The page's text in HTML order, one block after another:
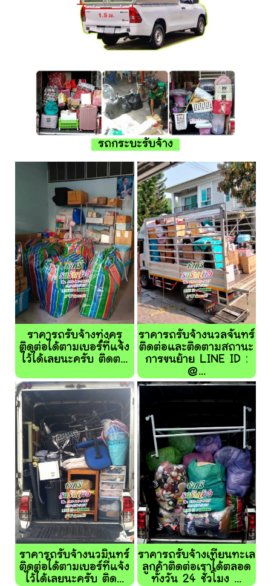
รถกระบะรับจ้าง
ราคารถรับจ้างทุ่งครุ
ติดต่อได้ตามเบอร์ที่แจ้ง
ไว้ได้เลยนะครับ ติดต...
ราคารถรับจ้างนวลจันทร์
ติดต่อและติดตามสถานะ
การขนย้าย LINE ID :
@...
ราคารถรับจ้างนวมินทร์
ติดต่อได้ตามเบอร์ที่แจ้ง
ไว้ได้เลยนะครับ ติด...
ราคารถรับจ้างเทียนทะเล
ลูกค้าติดต่อเราได้ตลอด
ทั้งวัน 24 ชั่วโมง ...